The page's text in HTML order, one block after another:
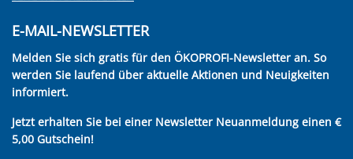
E-MAIL-NEWSLETTER
Melden Sie sich gratis für den ÖKOPROFI-Newsletter an. So
werden Sie laufend über aktuelle Aktionen und Neuigkeiten
informiert.
Jetzt erhalten Sie bei einer Newsletter Neuanmeldung einen €
5,00 Gutschein!